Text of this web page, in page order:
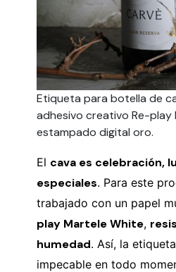
Etiqueta para botella de
adhesivo creativo Re-
estampado digital oro.
El cava es celebración,
especiales. Para este
trabajado con un papel
play Martele White,
humedad. Así, la
impecable en todo